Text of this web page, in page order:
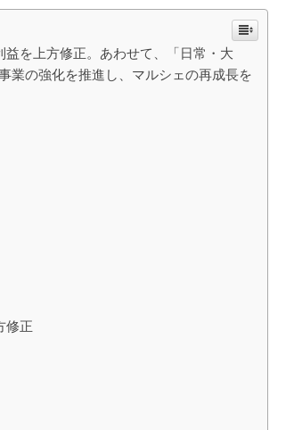
を上方修正。あわせて、「日常・大
業の強化を推進し、マルシェの再成長を
修正